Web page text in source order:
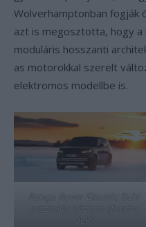
Wolverhamptonban fogják
azt is megosztotta, hogy a
moduláris hosszanti
as motorokkal szerelt
elektromos modellbe is.
Range Rover Electric SUV
tesztelés közben (forrás:
JLR)